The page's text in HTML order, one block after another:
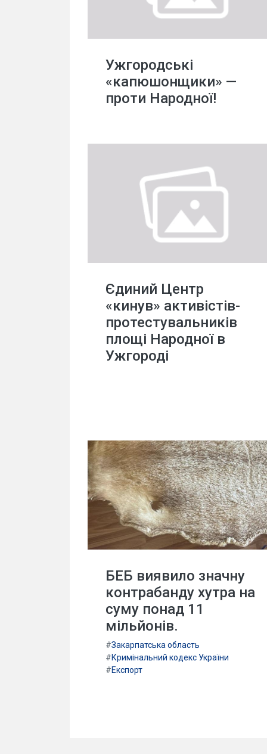
Ужгородські
«капюшонщики» —
проти Народної!
Єдиний Центр
«кинув» активістів-
протестувальників
площі Народної в
Ужгороді
БЕБ виявило значну
контрабанду хутра на
суму понад 11
мільйонів.
#Закарпатська область
#Кримінальний кодекс України
#Експорт